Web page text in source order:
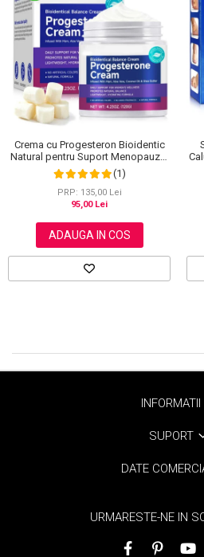
Crema cu Progesteron Bioidentic
Natural pentru Suport Menopauza,
Menstruatie si Echilibru Hormonal,
120 g
(1)
PRP: 135,00 Lei
95,00 Lei
ADAUGA IN COS
INFORMATII
SUPORT
DATE
URMARESTE-NE IN